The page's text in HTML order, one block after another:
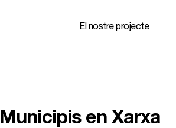
El nostre projecte
Municipis en Xarxa